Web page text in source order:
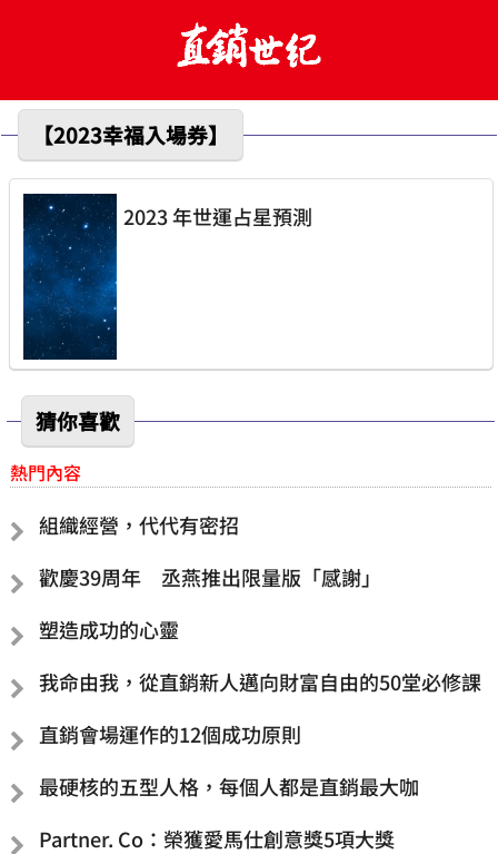
【2023幸福入場券】
2023 年世運占星預測
猜你喜歡
熱門內容
組織經營，代代有密招
歡慶39周年 丞燕推出限量版「感謝」
塑造成功的心靈
我命由我，從直銷新人邁向財富自由的50堂必修課
直銷會場運作的12個成功原則
最硬核的五型人格，每個人都是直銷最大咖
Partner. Co：榮獲愛馬仕創意獎5項大獎